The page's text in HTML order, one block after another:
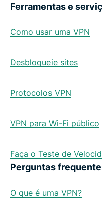
Ferramentas e
Como usar uma VPN
Desbloqueie sites
Protocolos VPN
VPN para Wi-Fi público
Faça o Teste de
Perguntas
O que é uma VPN?